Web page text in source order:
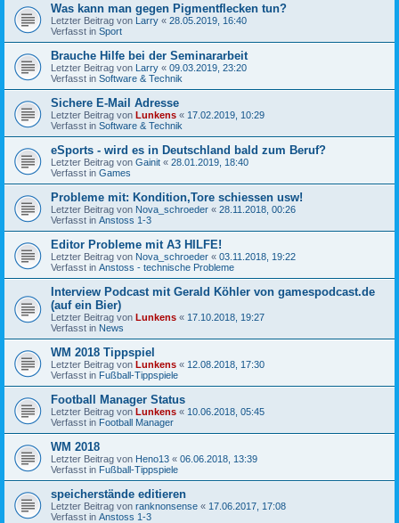
Was kann man gegen Pigmentflecken tun?
Letzter Beitrag von Larry « 28.05.2019, 16:40
Verfasst in Sport
Brauche Hilfe bei der Seminararbeit
Letzter Beitrag von Larry « 09.03.2019, 23:20
Verfasst in Software & Technik
Sichere E-Mail Adresse
Letzter Beitrag von Lunkens « 17.02.2019, 10:29
Verfasst in Software & Technik
eSports - wird es in Deutschland bald zum Beruf?
Letzter Beitrag von Gainit « 28.01.2019, 18:40
Verfasst in Games
Probleme mit: Kondition,Tore schiessen usw!
Letzter Beitrag von Nova_schroeder « 28.11.2018, 00:26
Verfasst in Anstoss 1-3
Editor Probleme mit A3 HILFE!
Letzter Beitrag von Nova_schroeder « 03.11.2018, 19:22
Verfasst in Anstoss - technische Probleme
Interview Podcast mit Gerald Köhler von gamespodcast.de
(auf ein Bier)
Letzter Beitrag von Lunkens « 17.10.2018, 19:27
Verfasst in News
WM 2018 Tippspiel
Letzter Beitrag von Lunkens « 12.08.2018, 17:30
Verfasst in Fußball-Tippspiele
Football Manager Status
Letzter Beitrag von Lunkens « 10.06.2018, 05:45
Verfasst in Football Manager
WM 2018
Letzter Beitrag von Heno13 « 06.06.2018, 13:39
Verfasst in Fußball-Tippspiele
speicherstände editieren
Letzter Beitrag von ranknonsense « 17.06.2017, 17:08
Verfasst in Anstoss 1-3